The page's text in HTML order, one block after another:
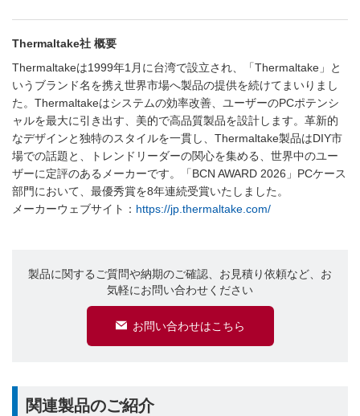
Thermaltake社 概要
Thermaltakeは1999年1月に台湾で設立され、「Thermaltake」と
いうブランド名を携え世界市場へ製品の提供を続けてまいりまし
た。Thermaltakeはシステムの効率改善、ユーザーのPCポテンシ
ャルを最大に引き出す、美的で高品質製品を設計します。革新的
なデザインと独特のスタイルを一貫し、Thermaltake製品はDIY市
場での話題と、トレンドリーダーの関心を集める、世界中のユー
ザーに定評のあるメーカーです。「BCN AWARD 2026」PCケース
部門において、最優秀賞を8年連続受賞いたしました。
メーカーウェブサイト： https://jp.thermaltake.com/
製品に関するご質問や納期のご確認、お見積り依頼など、お
気軽にお問い合わせください
お問い合わせはこちら
関連製品のご紹介